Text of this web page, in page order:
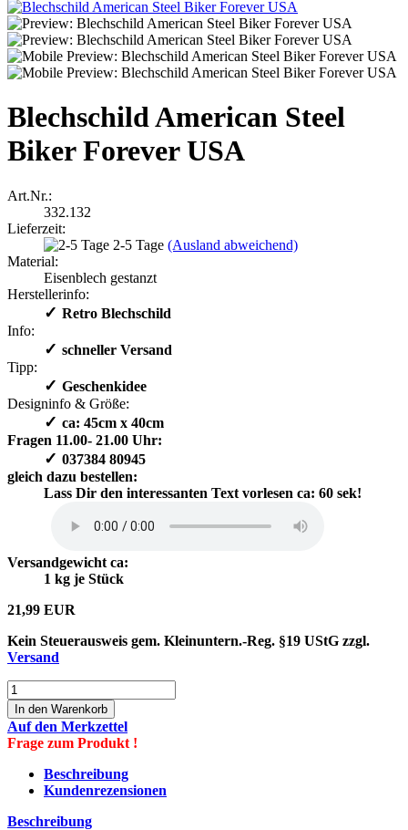
Blechschild American Steel
Biker Forever USA
Art.Nr.:
332.132
Lieferzeit:
2-5 Tage (Ausland abweichend)
Material:
Eisenblech gestanzt
Herstellerinfo:
✓ ​Retro Blechschild
Info:
✓ ​schneller Versand
Tipp:
✓ ​Geschenkidee
Designinfo & Größe:
✓ ​ ca: 45cm x 40cm
Fragen 11.00- 21.00 Uhr:
✓ ​ 037384 80945
gleich dazu bestellen:
Lass Dir den interessanten Text vorlesen ca: 60 sek!
Versandgewicht ca:
1 kg je Stück
21,99 EUR
Kein Steuerausweis gem. Kleinuntern.-Reg. §19 UStG zzgl.
Versand
Auf den Merkzettel
Frage zum Produkt !
Beschreibung
Kundenrezensionen
Beschreibung